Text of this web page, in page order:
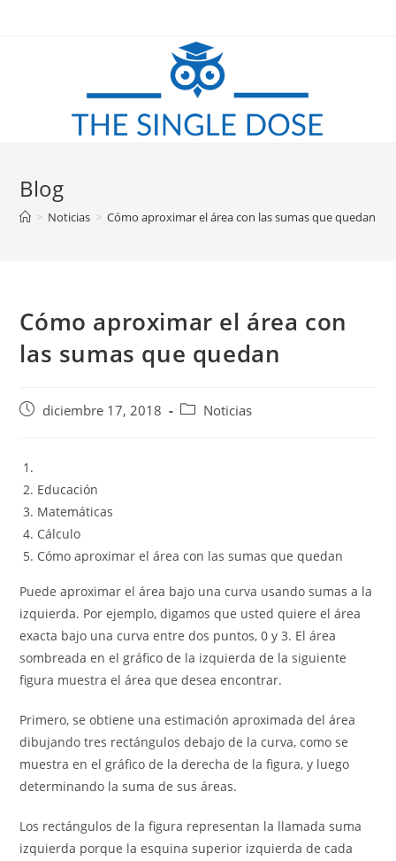
Blog
> Noticias > Cómo aproximar el área con las sumas que quedan
Cómo aproximar el área con
las sumas que quedan
Publicación
entrada:
diciembre 17, 2018
Categoría
Noticias
Educación
Matemáticas
Cálculo
Cómo aproximar el área con las sumas que quedan
Puede aproximar el área bajo una curva usando sumas a la
izquierda. Por ejemplo, digamos que usted quiere el área
exacta bajo una curva entre dos puntos, 0 y 3. El área
sombreada en el gráfico de la izquierda de la siguiente
figura muestra el área que desea encontrar.
Primero, se obtiene una estimación aproximada del área
dibujando tres rectángulos debajo de la curva, como se
muestra en el gráfico de la derecha de la figura, y luego
determinando la suma de sus áreas.
Los rectángulos de la figura representan la llamada suma
izquierda porque la esquina superior izquierda de cada